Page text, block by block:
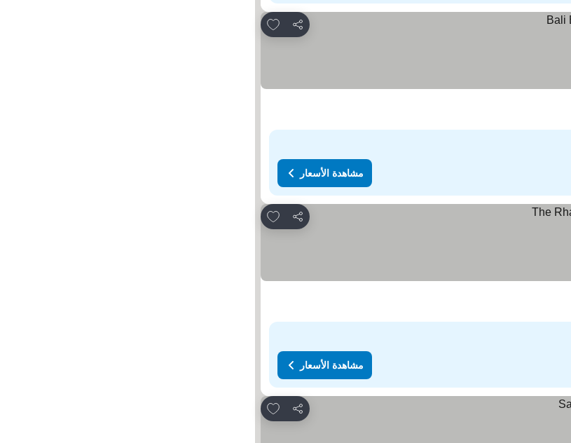
مشاركة
Add to favorites
مشاهدة الأسعار
مشاركة
Add to favorites
مشاهدة الأسعار
مشاركة
Add to favorites